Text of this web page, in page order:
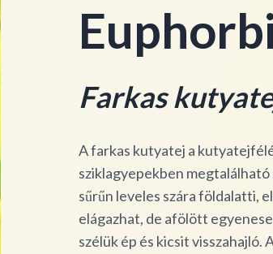
Farkas
A farkas kutyatej a
sziklagyepekben megtalálható
sűrűn leveles szára földalatti,
elágazhat, de afölött
szélük ép és kicsit